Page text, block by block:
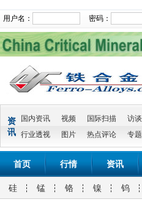
用户名： 密码：
资
讯
国内资讯 视频 国际扫描
访谈
行业透视
图片 热点评论 专题
首页 行情 资讯
硅 锰 铬 镍 钨